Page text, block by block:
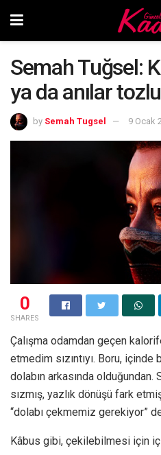
Semah Tuğsel:
ya da anılar
by Semah Tugsel 9 Ocak
0
SHARES
Çalışma odamdan geçen
etmedim sızıntıyı. Boru,
dolabın arkasında olduğundan.
sızmış, yazlık dönüşü fark
“dolabı çekmemiz gerekiyor”
Kâbus gibi, çekilebilmesi için